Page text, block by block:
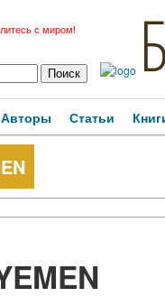
с миром!
Авторы Статьи